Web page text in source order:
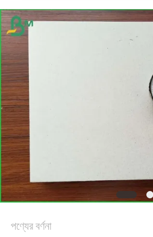
সাইট
ম্যাপ
গোপনীয়তা
নীতি
পণ্যের বর্ণনা